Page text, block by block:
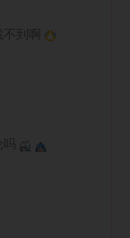
到啊